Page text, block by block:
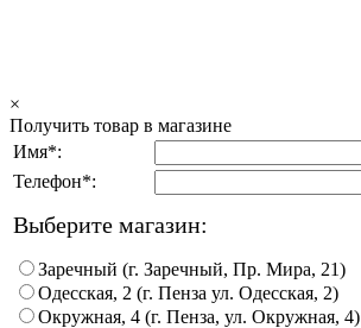
×
Получить товар в магазине
Имя*:
Телефон*:
Выберите магазин:
Заречный (г. Заречный, Пр. Мира, 21)
Одесская, 2 (г. Пенза ул. Одесская, 2)
Окружная, 4 (г. Пенза, ул. Окружная, 4)